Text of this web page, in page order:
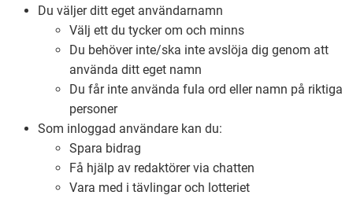
Arli (Romska)
Resanderomani (Romska)
Kelderash (Romska)
Lovari (Romska)
Du väljer ditt eget användarnamn
Välj ett du tycker om och minns
Du behöver inte/ska inte avslöja dig genom att
använda ditt eget namn
Du får inte använda fula ord eller namn på riktiga
personer
Som inloggad användare kan du:
Spara bidrag
Få hjälp av redaktörer via chatten
Vara med i tävlingar och lotteriet